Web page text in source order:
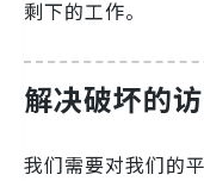
剩下的工作。
解决破坏的
我们需要对我们的